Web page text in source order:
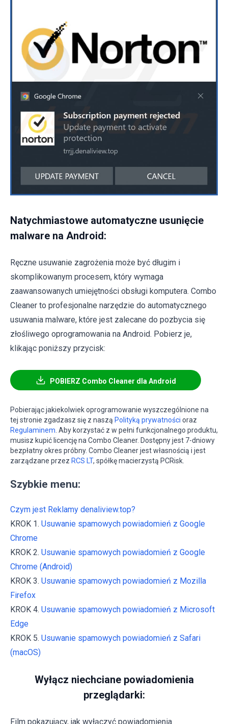
Natychmiastowe automatyczne usunięcie
malware na Android:
Ręczne usuwanie zagrożenia może być długim i
skomplikowanym procesem, który wymaga
zaawansowanych umiejętności obsługi komputera. Combo
Cleaner to profesjonalne narzędzie do automatycznego
usuwania malware, które jest zalecane do pozbycia się
złośliwego oprogramowania na Android. Pobierz je,
klikając poniższy przycisk:
POBIERZ Combo Cleaner dla Android
Pobierając jakiekolwiek oprogramowanie wyszczególnione na
tej stronie zgadzasz się z naszą Polityką prywatności oraz
Regulaminem . Aby korzystać z w pełni funkcjonalnego produktu,
musisz kupić licencję na Combo Cleaner. Dostępny jest 7-dniowy
bezpłatny okres próbny. Combo Cleaner jest własnością i jest
zarządzane przez RCS LT, spółkę macierzystą PCRisk.
Szybkie menu:
Czym jest Reklamy denaliview.top?
KROK 1. Usuwanie spamowych powiadomień z Google
Chrome
KROK 2. Usuwanie spamowych powiadomień z Google
Chrome (Android)
KROK 3. Usuwanie spamowych powiadomień z Mozilla
Firefox
KROK 4. Usuwanie spamowych powiadomień z Microsoft
Edge
KROK 5. Usuwanie spamowych powiadomień z Safari
(macOS)
Wyłącz niechciane powiadomienia
przeglądarki:
Film pokazujący, jak wyłączyć powiadomienia